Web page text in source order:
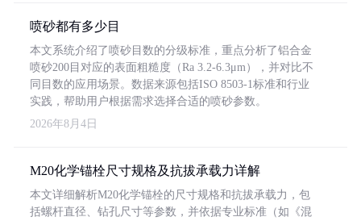
喷砂都有多少目
本文系统介绍了喷砂目数的分级标准，重点分析了铝合金
喷砂200目对应的表面粗糙度（Ra 3.2-6.3μm），并对比不
同目数的应用场景。数据来源包括ISO 8503-1标准和行业
实践，帮助用户根据需求选择合适的喷砂参数。
2026年8月4日
M20化学锚栓尺寸规格及抗拔承载力详解
本文详细解析M20化学锚栓的尺寸规格和抗拔承载力，包
括螺杆直径、钻孔尺寸等参数，并依据专业标准（如《混